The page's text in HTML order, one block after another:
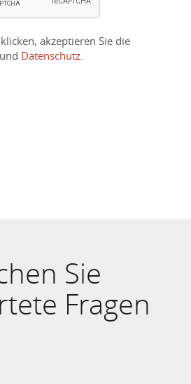
akzeptieren Sie die
und Datenschutz.
Sie
Fragen